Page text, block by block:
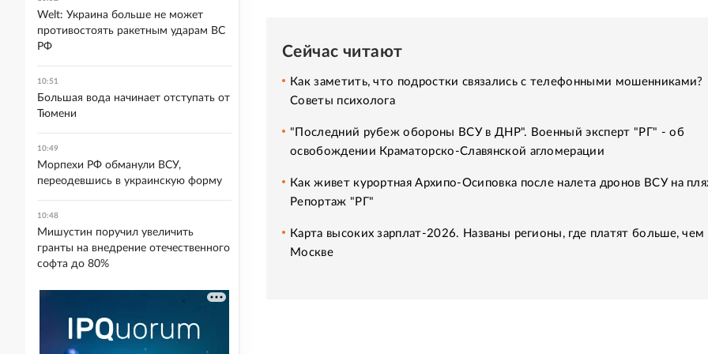
Сейчас читают
Как заметить, что подростки связались с телефонными мошенниками?
Советы психолога
"Последний рубеж обороны ВСУ в ДНР". Военный эксперт "РГ" - об
освобождении Краматорско-Славянской агломерации
Как живет курортная Архипо-Осиповка после налета дронов ВСУ на
Репортаж "РГ"
Карта высоких зарплат-2026. Названы регионы, где платят больше, чем
Москве
Welt: Украина больше не может
противостоять ракетным ударам ВС
РФ
10:51
Большая вода начинает отступать от
Тюмени
10:49
Морпехи РФ обманули ВСУ,
переодевшись в украинскую форму
10:48
Мишустин поручил увеличить
гранты на внедрение отечественного
софта до 80%